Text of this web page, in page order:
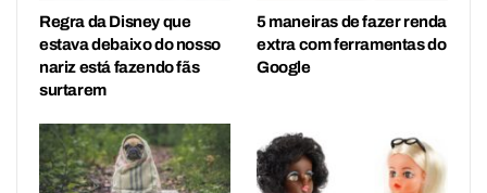
Regra da Disney que
estava debaixo do nosso
nariz está fazendo fãs
surtarem
5 maneiras de fazer renda
extra com ferramentas do
Google